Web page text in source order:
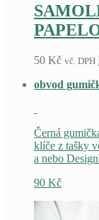
50 Kč vč. DPH
obvod
Černá
klíče z tašky
a nebo
90 Kč